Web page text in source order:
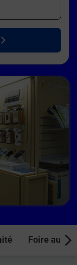
Foire aux